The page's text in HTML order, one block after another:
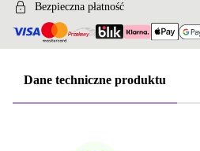
Bezpieczna płatność
Dane techniczne produktu